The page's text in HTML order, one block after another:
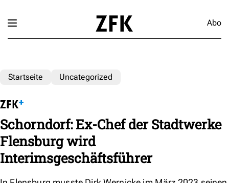
Abo
Startseite Uncategorized
Schorndorf: Ex-Chef der Stadtwerke
Flensburg wird
Interimsgeschäftsführer